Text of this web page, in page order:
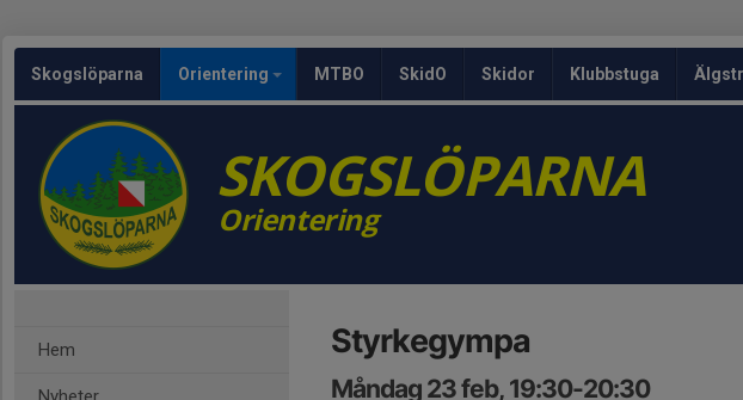
Skogslöparna Orientering MTBO SkidO Skidor Klubbstuga
SKOGSLÖPARNA
Orientering
Hem Styrkegympa
Måndag 23 feb, 19:30-20:30